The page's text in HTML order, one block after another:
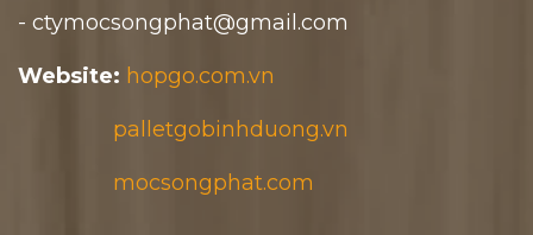
- ctymocsongphat@gmail.com
Website: hopgo.com.vn
palletgobinhduong.vn
mocsongphat.com